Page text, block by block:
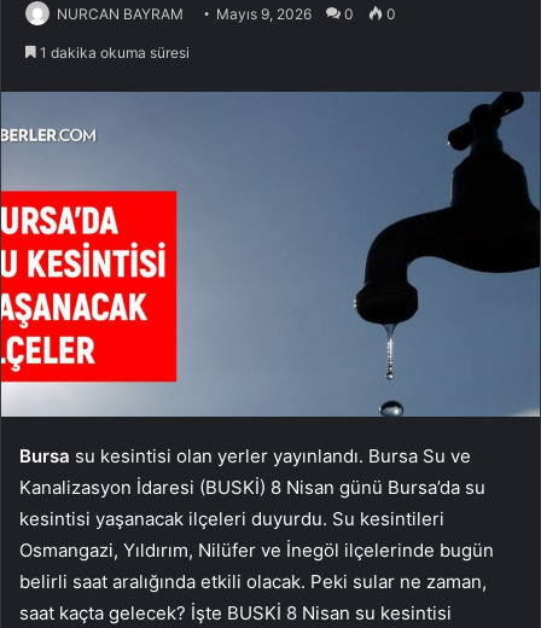
NURCAN BAYRAM Mayıs 9, 2026 0 0
1 dakika okuma süresi
Bursa su kesintisi olan yerler yayınlandı. Bursa Su ve
Kanalizasyon İdaresi (BUSKİ) 8 Nisan günü Bursa’da su
kesintisi yaşanacak ilçeleri duyurdu. Su kesintileri
Osmangazi, Yıldırım, Nilüfer ve İnegöl ilçelerinde bugün
belirli saat aralığında etkili olacak. Peki sular ne zaman,
saat kaçta gelecek? İşte BUSKİ 8 Nisan su kesintisi